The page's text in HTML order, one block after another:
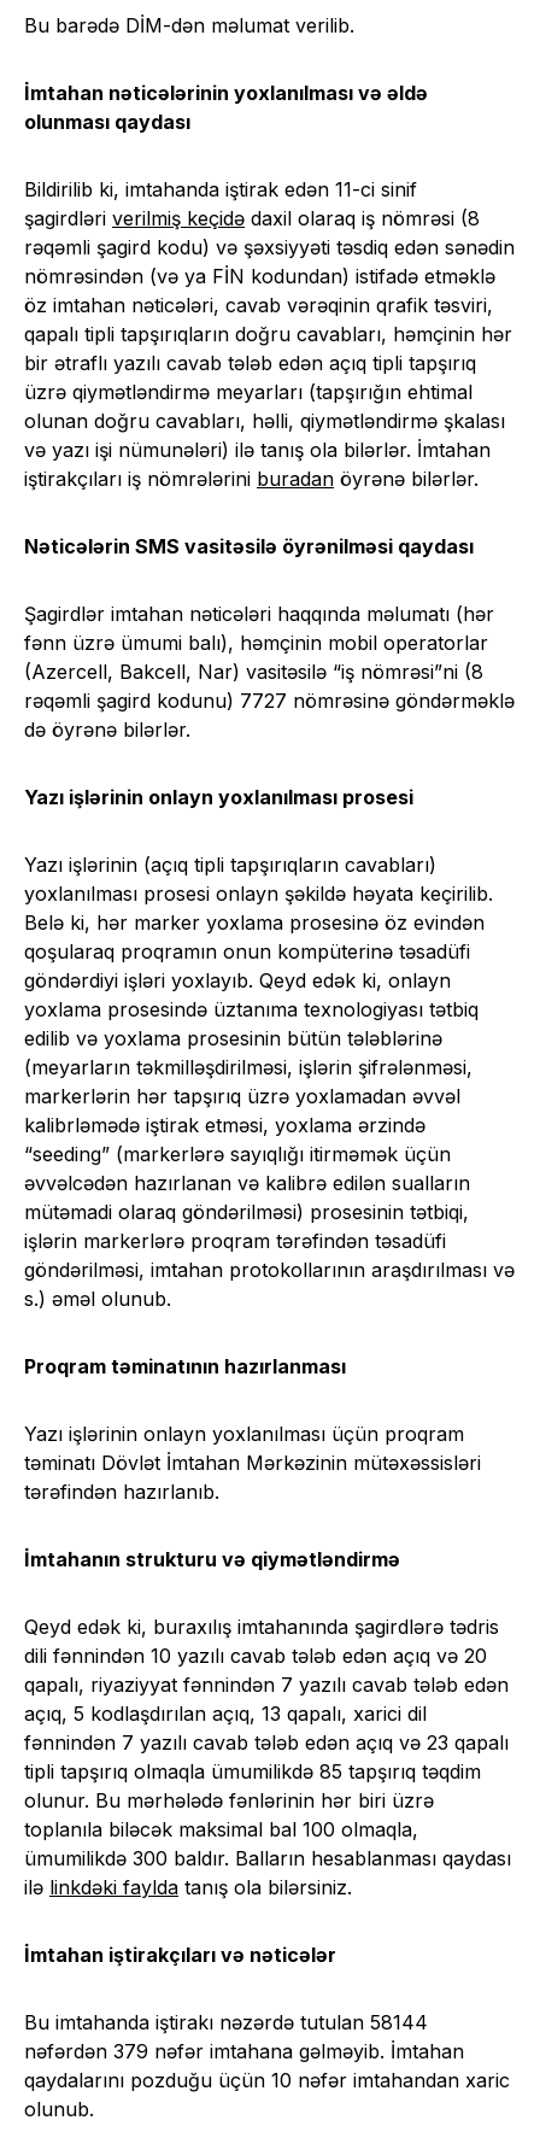
Bu barədə DİM-dən məlumat verilib.
İmtahan nəticələrinin yoxlanılması və əldə
olunması qaydası
Bildirilib ki, imtahanda iştirak edən 11-ci sinif
şagirdləri verilmiş keçidə daxil olaraq iş nömrəsi (8
rəqəmli şagird kodu) və şəxsiyyəti təsdiq edən sənədin
nömrəsindən (və ya FİN kodundan) istifadə etməklə
öz imtahan nəticələri, cavab vərəqinin qrafik təsviri,
qapalı tipli tapşırıqların doğru cavabları, həmçinin hər
bir ətraflı yazılı cavab tələb edən açıq tipli tapşırıq
üzrə qiymətləndirmə meyarları (tapşırığın ehtimal
olunan doğru cavabları, həlli, qiymətləndirmə şkalası
və yazı işi nümunələri) ilə tanış ola bilərlər. İmtahan
iştirakçıları iş nömrələrini buradan öyrənə bilərlər.
Nəticələrin SMS vasitəsilə öyrənilməsi qaydası
Şagirdlər imtahan nəticələri haqqında məlumatı (hər
fənn üzrə ümumi balı), həmçinin mobil operatorlar
(Azercell, Bakcell, Nar) vasitəsilə “iş nömrəsi”ni (8
rəqəmli şagird kodunu) 7727 nömrəsinə göndərməklə
də öyrənə bilərlər.
Yazı işlərinin onlayn yoxlanılması prosesi
Yazı işlərinin (açıq tipli tapşırıqların cavabları)
yoxlanılması prosesi onlayn şəkildə həyata keçirilib.
Belə ki, hər marker yoxlama prosesinə öz evindən
qoşularaq proqramın onun kompüterinə təsadüfi
göndərdiyi işləri yoxlayıb. Qeyd edək ki, onlayn
yoxlama prosesində üztanıma texnologiyası tətbiq
edilib və yoxlama prosesinin bütün tələblərinə
(meyarların təkmilləşdirilməsi, işlərin şifrələnməsi,
markerlərin hər tapşırıq üzrə yoxlamadan əvvəl
kalibrləmədə iştirak etməsi, yoxlama ərzində
“seeding” (markerlərə sayıqlığı itirməmək üçün
əvvəlcədən hazırlanan və kalibrə edilən sualların
mütəmadi olaraq göndərilməsi) prosesinin tətbiqi,
işlərin markerlərə proqram tərəfindən təsadüfi
göndərilməsi, imtahan protokollarının araşdırılması və
s.) əməl olunub.
Proqram təminatının hazırlanması
Yazı işlərinin onlayn yoxlanılması üçün proqram
təminatı Dövlət İmtahan Mərkəzinin mütəxəssisləri
tərəfindən hazırlanıb.
İmtahanın strukturu və qiymətləndirmə
Qeyd edək ki, buraxılış imtahanında şagirdlərə tədris
dili fənnindən 10 yazılı cavab tələb edən açıq və 20
qapalı, riyaziyyat fənnindən 7 yazılı cavab tələb edən
açıq, 5 kodlaşdırılan açıq, 13 qapalı, xarici dil
fənnindən 7 yazılı cavab tələb edən açıq və 23 qapalı
tipli tapşırıq olmaqla ümumilikdə 85 tapşırıq təqdim
olunur. Bu mərhələdə fənlərinin hər biri üzrə
toplanıla biləcək maksimal bal 100 olmaqla,
ümumilikdə 300 baldır. Balların hesablanması qaydası
ilə linkdəki faylda tanış ola bilərsiniz.
İmtahan iştirakçıları və nəticələr
Bu imtahanda iştirakı nəzərdə tutulan 58144
nəfərdən 379 nəfər imtahana gəlməyib. İmtahan
qaydalarını pozduğu üçün 10 nəfər imtahandan xaric
olunub.